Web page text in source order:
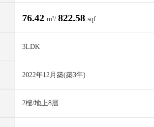
76.42 m²/ 822.58 sqf
3LDK
2022年12月築(築3年)
2樓/地上8層